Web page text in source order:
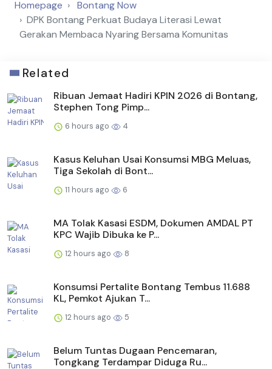
Homepage
Bontang Now
DPK Bontang Perkuat Budaya Literasi Lewat
Gerakan Membaca Nyaring Bersama Komunitas
Related
Ribuan Jemaat Hadiri KPIN 2026 di Bontang,
Stephen Tong Pimp...
6 hours ago 4
Kasus Keluhan Usai Konsumsi MBG Meluas,
Tiga Sekolah di Bont...
11 hours ago 6
MA Tolak Kasasi ESDM, Dokumen AMDAL PT
KPC Wajib Dibuka ke P...
12 hours ago 8
Konsumsi Pertalite Bontang Tembus 11.688
KL, Pemkot Ajukan T...
12 hours ago 5
Belum Tuntas Dugaan Pencemaran,
Tongkang Terdampar Diduga Ru...